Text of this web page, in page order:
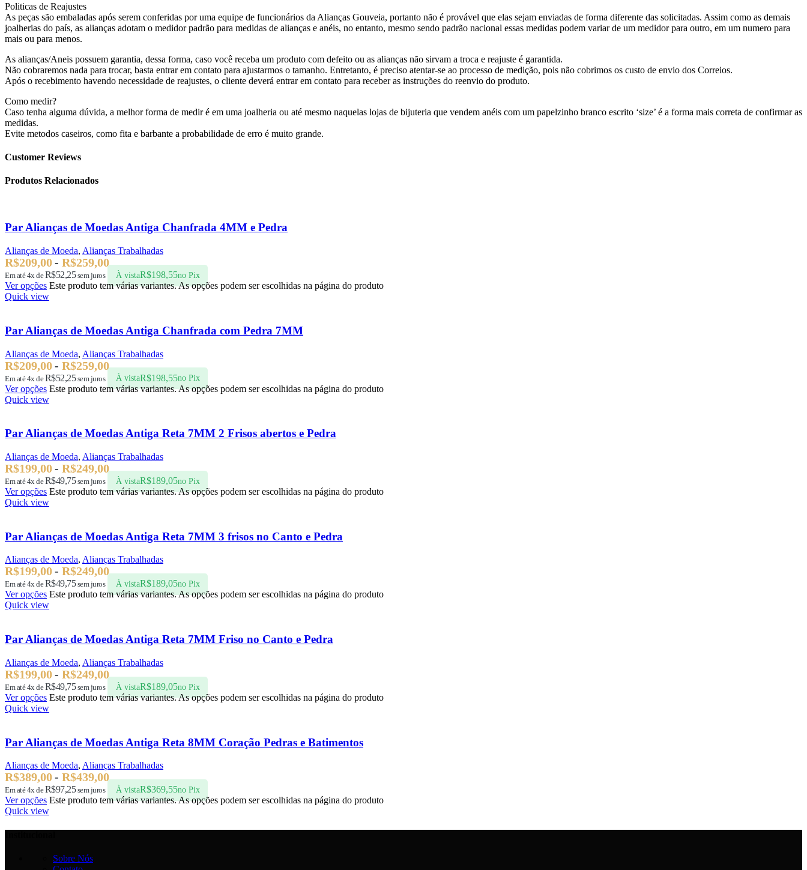
Politicas de Reajustes
As peças são embaladas após serem conferidas por uma equipe de funcionários da Alianças Gouveia, portanto não é provável que elas sejam enviadas de forma diferente das solicitadas. Assim como as demais
joalherias do país, as alianças adotam o medidor padrão para medidas de alianças e anéis, no entanto, mesmo sendo padrão nacional essas medidas podem variar de um medidor para outro, em um numero para
mais ou para menos.
As alianças/Aneis possuem garantia, dessa forma, caso você receba um produto com defeito ou as alianças não sirvam a troca e reajuste é garantida.
Não cobraremos nada para trocar, basta entrar em contato para ajustarmos o tamanho. Entretanto, é preciso atentar-se ao processo de medição, pois não cobrimos os custo de envio dos Correios.
Após o recebimento havendo necessidade de reajustes, o cliente deverá entrar em contato para receber as instruções do reenvio do produto.
Como medir?
Caso tenha alguma dúvida, a melhor forma de medir é em uma joalheria ou até mesmo naquelas lojas de bijuteria que vendem anéis com um papelzinho branco escrito ‘size’ é a forma mais correta de confirmar as
medidas.
Evite metodos caseiros, como fita e barbante a probabilidade de erro é muito grande.
Customer Reviews
Produtos Relacionados
Par Alianças de Moedas Antiga Chanfrada 4MM e Pedra
Alianças de Moeda, Alianças Trabalhadas
R$209,00- R$259,00
Em até 4x deR$52,25sem juros À vistaR$198,55no Pix
Ver opções Este produto tem várias variantes. As opções podem ser escolhidas na página do produto
Quick view
Par Alianças de Moedas Antiga Chanfrada com Pedra 7MM
Alianças de Moeda, Alianças Trabalhadas
R$209,00- R$259,00
Em até 4x deR$52,25sem juros À vistaR$198,55no Pix
Ver opções Este produto tem várias variantes. As opções podem ser escolhidas na página do produto
Quick view
Par Alianças de Moedas Antiga Reta 7MM 2 Frisos abertos e Pedra
Alianças de Moeda, Alianças Trabalhadas
R$199,00- R$249,00
Em até 4x deR$49,75sem juros À vistaR$189,05no Pix
Ver opções Este produto tem várias variantes. As opções podem ser escolhidas na página do produto
Quick view
Par Alianças de Moedas Antiga Reta 7MM 3 frisos no Canto e Pedra
Alianças de Moeda, Alianças Trabalhadas
R$199,00- R$249,00
Em até 4x deR$49,75sem juros À vistaR$189,05no Pix
Ver opções Este produto tem várias variantes. As opções podem ser escolhidas na página do produto
Quick view
Par Alianças de Moedas Antiga Reta 7MM Friso no Canto e Pedra
Alianças de Moeda, Alianças Trabalhadas
R$199,00- R$249,00
Em até 4x deR$49,75sem juros À vistaR$189,05no Pix
Ver opções Este produto tem várias variantes. As opções podem ser escolhidas na página do produto
Quick view
Par Alianças de Moedas Antiga Reta 8MM Coração Pedras e Batimentos
Alianças de Moeda, Alianças Trabalhadas
R$389,00- R$439,00
Em até 4x deR$97,25sem juros À vistaR$369,55no Pix
Ver opções Este produto tem várias variantes. As opções podem ser escolhidas na página do produto
Quick view
Sobre Nós